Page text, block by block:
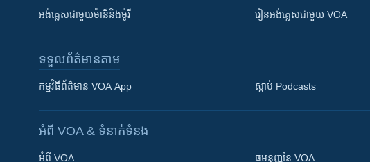
អង់គ្លេស​ជាមួយ​ម៉ានី​និង​ម៉ូរី រៀន​​​​​​អង់គ្លេស​​ជាមួយ VOA
ទទួល​ព័ត៌មាន​តាម
កម្មវិធី​ព័ត៌មាន VOA App ស្តាប់ Podcasts
អំពី​ VOA & ទំនាក់ទំនង
អំពី​ VOA ធម្មនុញ្ញ​នៃ VOA